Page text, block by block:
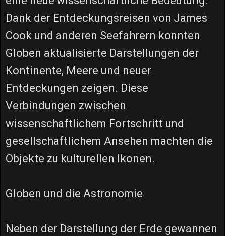
Dank der Entdeckungsreisen von James
Cook und anderen Seefahrern konnten
Globen aktualisierte Darstellungen der
Kontinente, Meere und neuer
Entdeckungen zeigen. Diese
Verbindungen zwischen
wissenschaftlichem Fortschritt und
gesellschaftlichem Ansehen machten die
Objekte zu kulturellen Ikonen.
Globen und die Astronomie
Neben der Darstellung der Erde gewannen